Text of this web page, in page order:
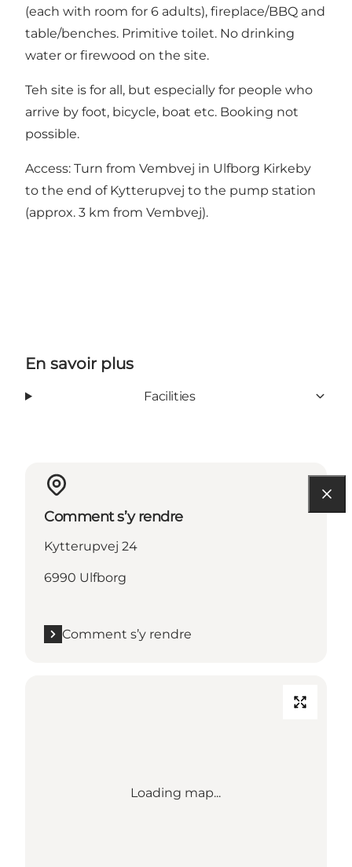
(each with room for 6 adults), fireplace/BBQ and
table/benches. Primitive toilet. No drinking
water or firewood on the site.
Teh site is for all, but especially for people who
arrive by foot, bicycle, boat etc. Booking not
possible.
Access: Turn from Vembvej in Ulfborg Kirkeby
to the end of Kytterupvej to the pump station
(approx. 3 km from Vembvej).
En savoir plus
Facilities
Comment s’y rendre
Kytterupvej 24
6990 Ulfborg
Comment s’y rendre
Loading map...